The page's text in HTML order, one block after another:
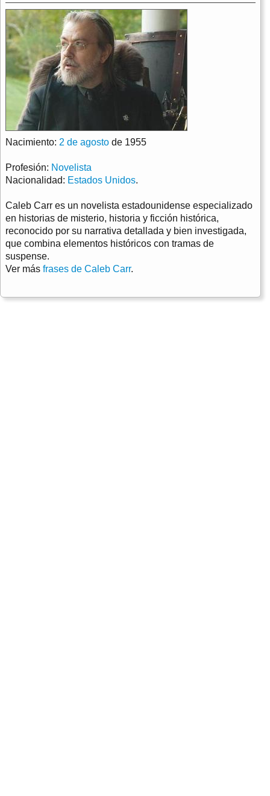
Nacimiento: 2 de agosto de 1955
Profesión: Novelista
Nacionalidad: Estados Unidos.
Caleb Carr es un novelista estadounidense especializado
en historias de misterio, historia y ficción histórica,
reconocido por su narrativa detallada y bien investigada,
que combina elementos históricos con tramas de
suspense.
Ver más frases de Caleb Carr.